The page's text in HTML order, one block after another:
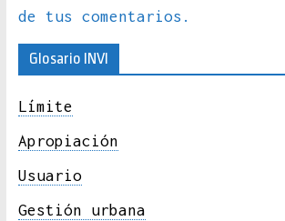
de tus comentarios.
Glosario INVI
Límite
Apropiación
Usuario
Gestión urbana